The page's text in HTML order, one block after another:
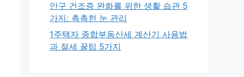
안구 건조증 완화를 위한 생활 습관 5
가지: 촉촉한 눈 관리
1주택자 종합부동산세 계산기 사용법
과 절세 꿀팁 5가지